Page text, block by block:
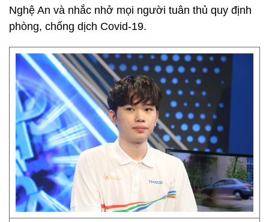
Nghệ An và nhắc nhở mọi người tuân thủ quy định
phòng, chống dịch Covid-19.